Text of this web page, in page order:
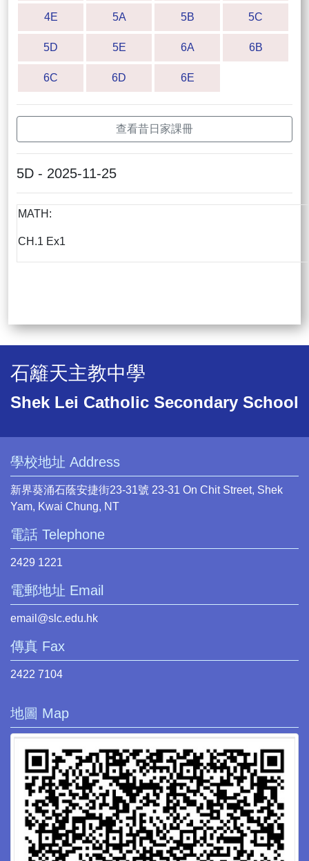
4E 5A 5B 5C
5D 5E 6A 6B
6C 6D 6E
查看昔日家課冊
5D - 2025-11-25
MATH:
CH.1 Ex1
石籬天主教中學
Shek Lei Catholic Secondary School
學校地址 Address
新界葵涌石蔭安捷街23-31號 23-31 On Chit Street, Shek
Yam, Kwai Chung, NT
電話 Telephone
2429 1221
電郵地址 Email
email@slc.edu.hk
傳真 Fax
2422 7104
地圖 Map